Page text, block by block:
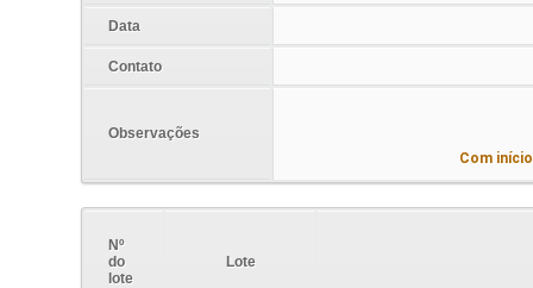
Data
Contato
Observações
Com
Nº
do
lote
Lote